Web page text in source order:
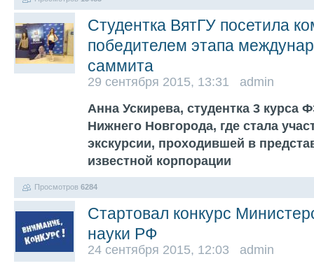
Студентка ВятГУ посетила
победителем этапа
саммита
29 сентября 2015, 13:31 admin
Анна Ускирева, студентка 3 курса
Нижнего Новгорода, где стала
экскурсии, проходившей в
известной корпорации
Просмотров 6284
Стартовал конкурс
науки РФ
24 сентября 2015, 12:03 admin